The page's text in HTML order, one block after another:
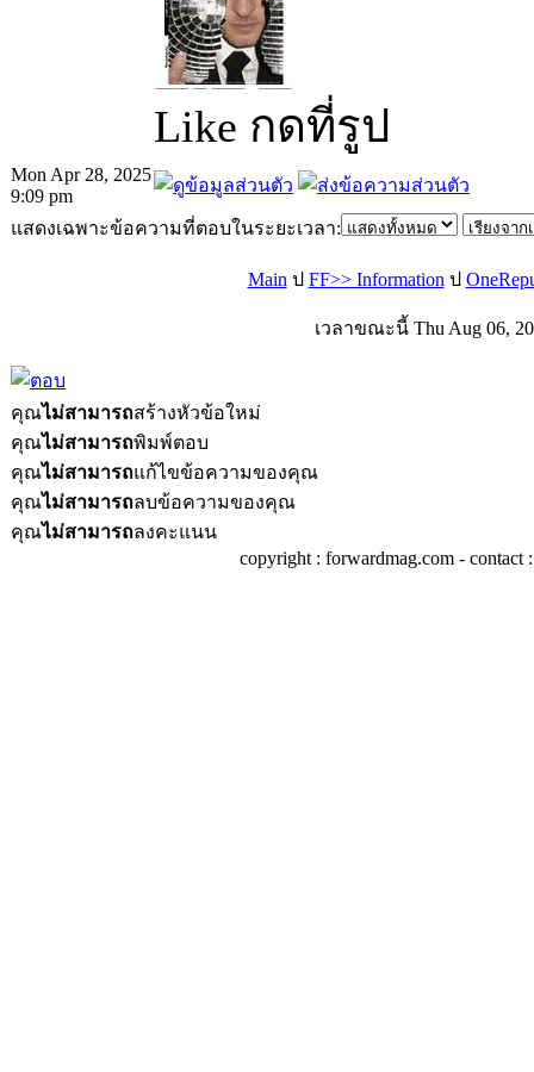
Like กดที่รูป
Mon Apr 28, 2025
9:09 pm
แสดงเฉพาะข้อความที่ตอบในระยะเวลา:
Main ป FF>> Information ป
เวลาขณะนี้ Thu Aug 06,
คุณไม่สามารถสร้างหัวข้อใหม่
คุณไม่สามารถพิมพ์ตอบ
คุณไม่สามารถแก้ไขข้อความของคุณ
คุณไม่สามารถลบข้อความของคุณ
คุณไม่สามารถลงคะแนน
copyright : forwardmag.com - contact